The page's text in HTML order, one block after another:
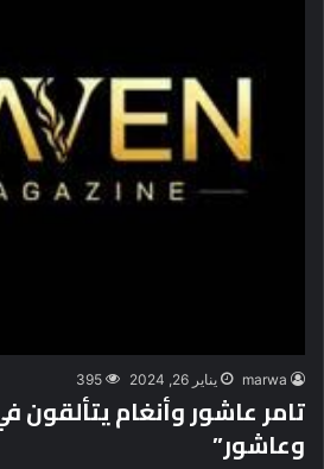
marwa يناير 26, 2024 395
تامر عاشور وأنغام يتألقون
وعاشور”